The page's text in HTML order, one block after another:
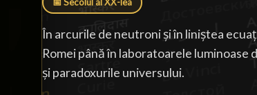
📅 Secolul al XX-lea
În arcurile de neutroni și în liniștea
Romei până în laboratoarele
și paradoxurile universului.